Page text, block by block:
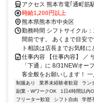
アクセス 熊本市電｢通町筋
前駅｣･｢水道町駅｣～徒歩3分
時給1,200円以上
熊本県熊本市中央区
勤務時間 シフトサイクル
間前です。 あくまで目安
ト相談は店長までお気軽
仕事内容 【仕事内容】 ／
「下通」に 8/31NEWオ
客全般をお願いします！
制服あり 業界未経験者歓迎 ラン
副業・WワークOK
1日4時間以内
フリーター歓迎
シフト自由 学歴